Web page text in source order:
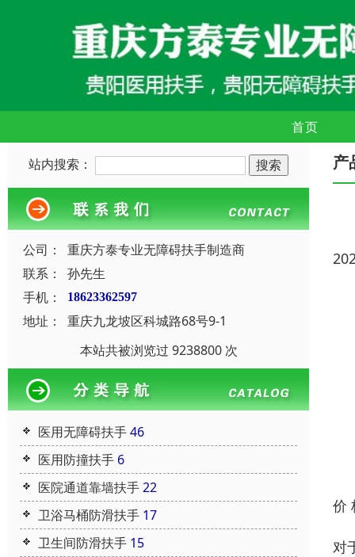
首页
站内搜索：
公司：
重庆方泰专业无障碍扶手制造商
联系：
孙先生
手机：
18623362597
地址：
重庆九龙坡区科城路68号9-1
本站共被浏览过 9238800 次
医用无障碍扶手46
医用防撞扶手 6
医院通道靠墙扶手22
卫浴马桶防滑扶手 17
卫生间防滑扶手 15
产
价
对